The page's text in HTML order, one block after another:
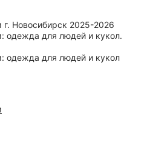
Новосибирск 2025-2026
одежда для людей и кукол.
одежда для людей и кукол